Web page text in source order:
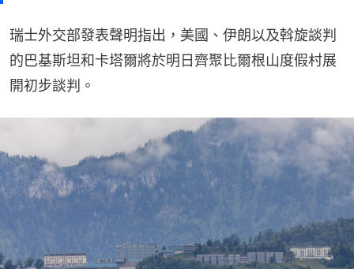
瑞士外交部發表聲明指出，美國、伊朗以及斡旋談判
的巴基斯坦和卡塔爾將於明日齊聚比爾根山度假村展
開初步談判。